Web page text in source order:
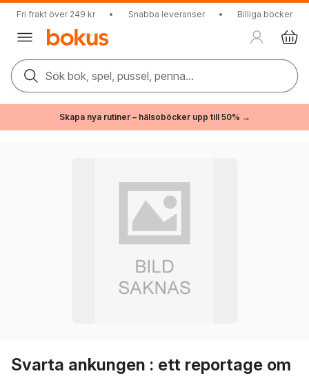
Fri frakt över 249 kr • Snabba leveranser • Billiga böcker
Sök bok, spel, pussel, penna...
Skapa nya rutiner – hälsoböcker upp till 50% →
Svarta ankungen : ett reportage om